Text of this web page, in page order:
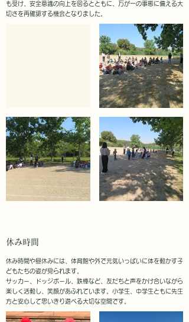
も受け、安全意識の向上を図るとともに、万が一の事態に備える大
切さを再確認する機会となりました。
休み時間
休み時間や昼休みには、体育館や外で元気いっぱいに体を動かす子
どもたちの姿が見られます。
サッカー、ドッジボール、鉄棒など、友だちと声をかけ合いながら
楽しく活動し、笑顔があふれています。小学生、中学生ともに先生
方と安心して思いきり遊べる大切な空間です。